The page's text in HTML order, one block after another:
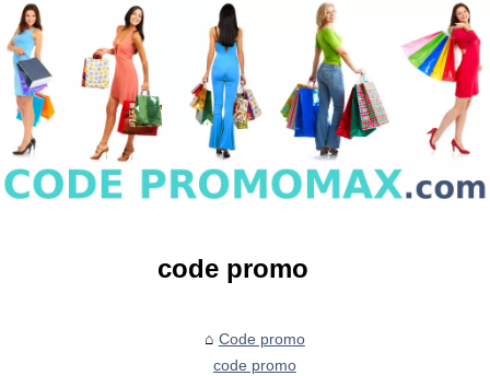
code promo
Code promo
code promo